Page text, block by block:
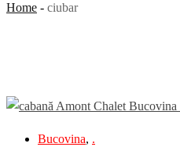
Home - ciubar
Bucovina, .